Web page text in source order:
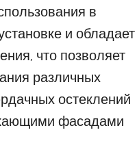
в
и обладает
что позволяет
различных
остеклений
фасадами